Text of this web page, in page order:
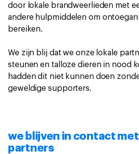
door lokale brandweerlieden met
andere hulpmiddelen om
bereiken.
We zijn blij dat we onze lokale
steunen en talloze dieren in nood
hadden dit niet kunnen doen
geweldige supporters.
we blijven in contact
partners